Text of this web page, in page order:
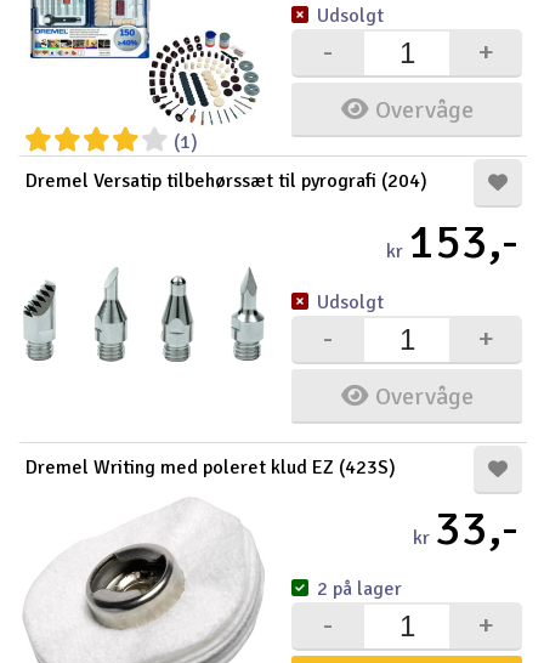
(1)
Overvåge
+
-
Udsolgt
Dremel Versatip tilbehørssæt til pyrografi (204)
kr 153,-
Overvåge
+
-
Udsolgt
Dremel Writing med poleret klud EZ (423S)
kr 33,-
+
-
2 på lager